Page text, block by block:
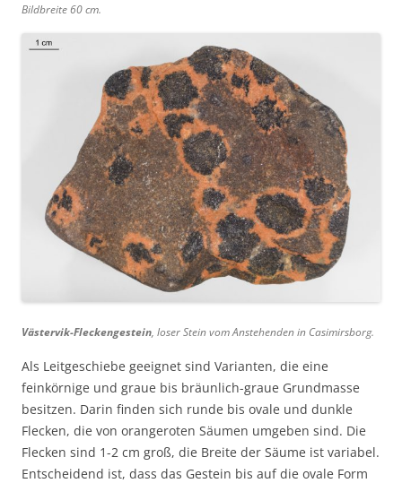
Bildbreite 60 cm.
Västervik-Fleckengestein, loser Stein vom Anstehenden in Casimirsborg.
Als Leitgeschiebe geeignet sind Varianten, die eine
feinkörnige und graue bis bräunlich-graue Grundmasse
besitzen. Darin finden sich runde bis ovale und dunkle
Flecken, die von orangeroten Säumen umgeben sind. Die
Flecken sind 1-2 cm groß, die Breite der Säume ist variabel.
Entscheidend ist, dass das Gestein bis auf die ovale Form